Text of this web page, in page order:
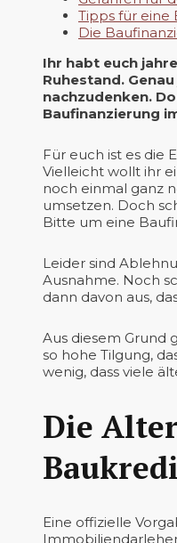
Tipps für eine
Die
Ihr habt euch
Ruhestand.
nachzudenken.
Baufinanzierung
Für euch ist es die
Vielleicht wollt ihr
noch einmal ganz
umsetzen. Doch
Bitte um eine
Leider sind
Ausnahme. Noch
dann davon aus,
Aus diesem Grund
so hohe Tilgung,
wenig, dass viele
Die
Eine offizielle